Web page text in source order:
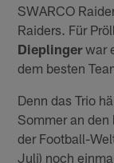
SWARCO
Raiders. Für
Dieplingerwar
dem besten
Denn das Trio
Sommer an
der Football-
Juli) noch